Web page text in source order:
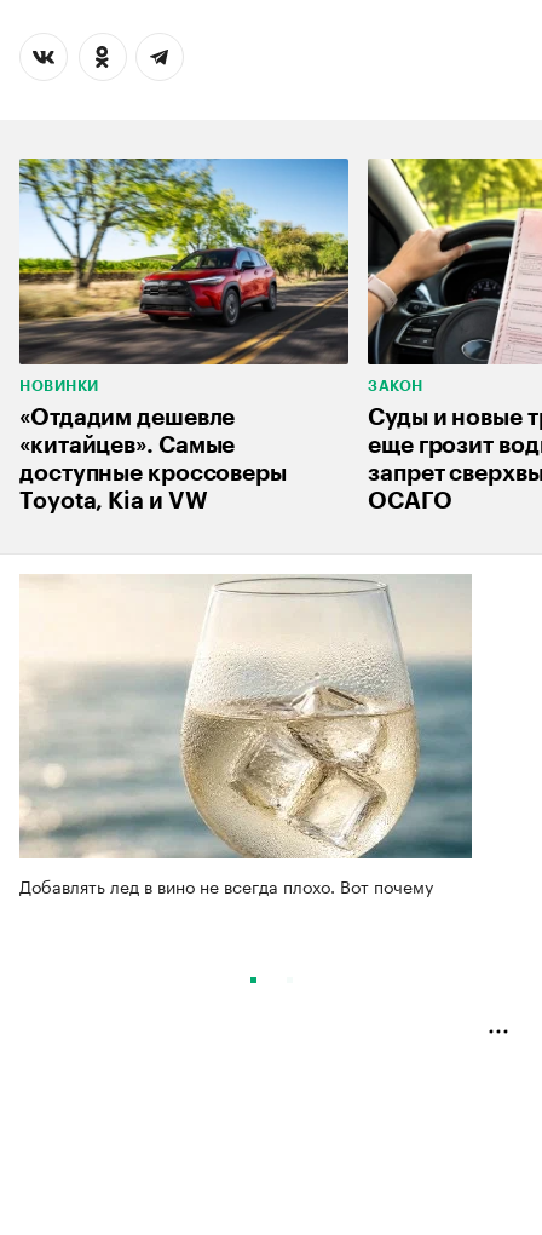
НОВИНКИ
«Отдадим дешевле
«китайцев». Самые
доступные кроссоверы
Toyota, Kia и VW
ЗАКОН
Суды и новые
еще грозит
запрет
ОСАГО
Добавлять лед в вино не всегда плохо. Вот почему